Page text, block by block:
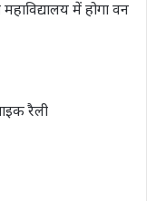
में होगा वन
रैली